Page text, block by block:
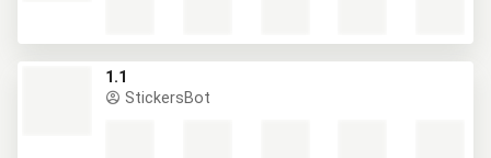
1.1
StickersBot